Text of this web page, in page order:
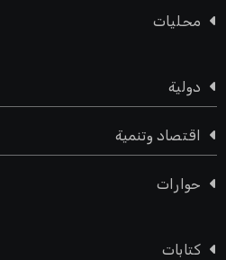
محليات
دولية
اقتصاد وتنمية
حوارات
كتابات